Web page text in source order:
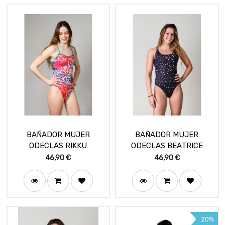
BAÑADOR MUJER
ODECLAS RIKKU
46,90€
BAÑADOR MUJER
ODECLAS BEATRICE
46,90€
20%